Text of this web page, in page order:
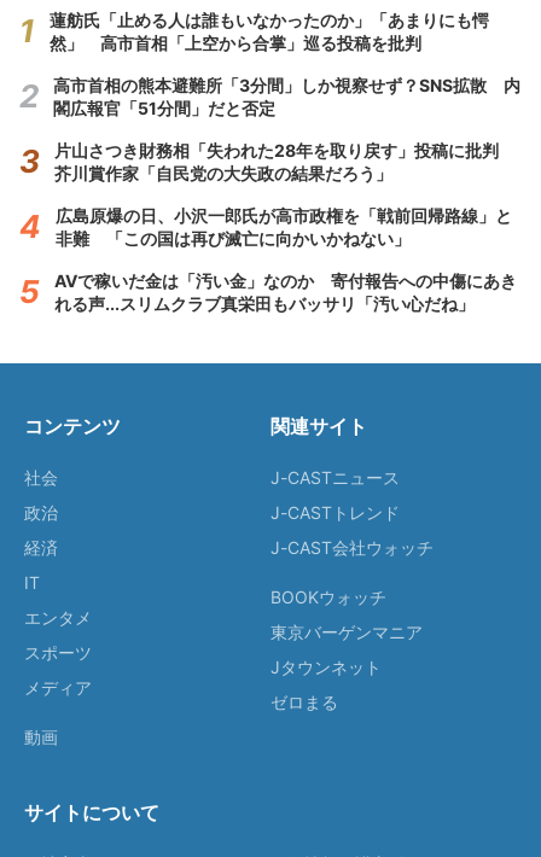
蓮舫氏「止める人は誰もいなかったのか」「あまりにも愕
然」 高市首相「上空から合掌」巡る投稿を批判
高市首相の熊本避難所「3分間」しか視察せず？SNS拡散 内
閣広報官「51分間」だと否定
片山さつき財務相「失われた28年を取り戻す」投稿に批判
芥川賞作家「自民党の大失政の結果だろう」
広島原爆の日、小沢一郎氏が高市政権を「戦前回帰路線」と
非難 「この国は再び滅亡に向かいかねない」
AVで稼いだ金は「汚い金」なのか 寄付報告への中傷にあき
れる声...スリムクラブ真栄田もバッサリ「汚い心だね」
コンテンツ
社会
政治
経済
IT
エンタメ
スポーツ
メディア
動画
関連サイト
J-CASTニュース
J-CASTトレンド
J-CAST会社ウォッチ
BOOKウォッチ
東京バーゲンマニア
Jタウンネット
ゼロまる
サイトについて